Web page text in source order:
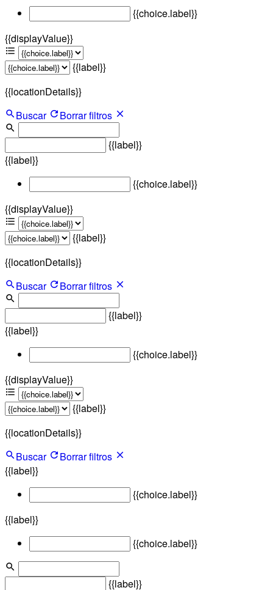
{{choice.label}}
{{displayValue}}
{{label}}
{{locationDetails}}
Buscar
Borrar filtros
{{label}}
{{label}}
{{choice.label}}
{{displayValue}}
{{label}}
{{locationDetails}}
Buscar
Borrar filtros
{{label}}
{{label}}
{{choice.label}}
{{displayValue}}
{{label}}
{{locationDetails}}
Buscar
Borrar filtros
{{label}}
{{choice.label}}
{{label}}
{{choice.label}}
{{label}}